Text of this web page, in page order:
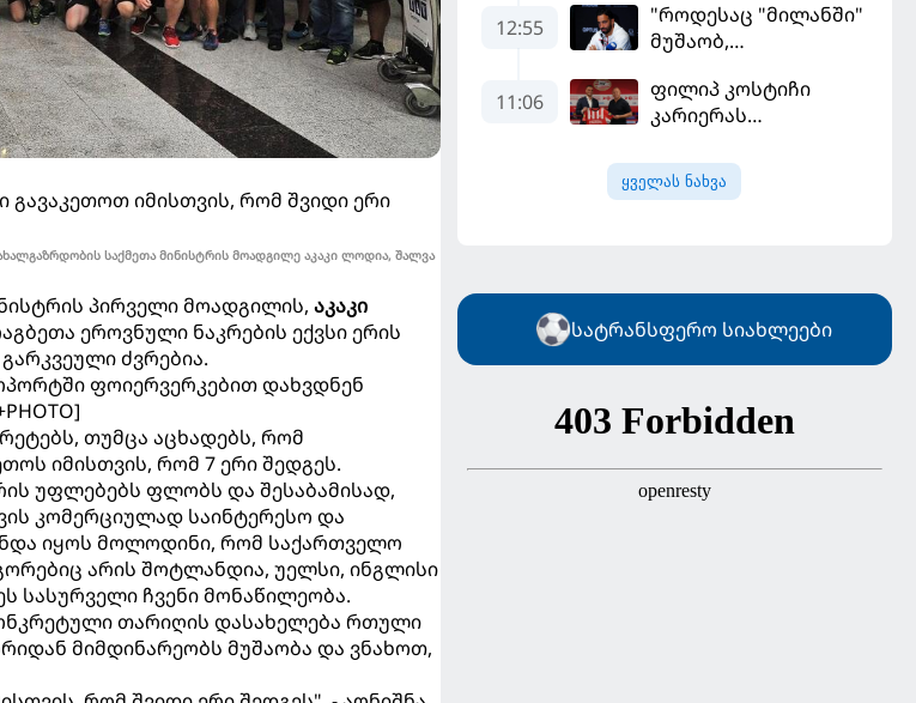
იმისთვის, რომ შვიდი ერი
საქმეთა მინისტრის მოადგილე აკაკი ლოდია, შალვა
პირველი მოადგილის, აკაკი
ეროვნული ნაკრების ექვსი ერის
ძვრებია.
ფოიერვერკებით დახვდნენ
თუმცა აცხადებს, რომ
იმისთვის, რომ 7 ერი შედგეს.
უფლებებს ფლობს და შესაბამისად,
კომერციულად საინტერესო და
იყოს მოლოდინი, რომ საქართველო
არის შოტლანდია, უელსი, ინგლისი
სასურველი ჩვენი მონაწილეობა.
თარიღის დასახელება რთული
მიმდინარეობს მუშაობა და ვნახოთ,
გადააყენეს
12:55
"როდესაც "მილანში"
მუშაობ,
იბრძოლო" -
ამორიმმა
დააიმედა
11:06
ფილიპ კოსტიჩი
კარიერას
განაგრძობს
ყველას ნახვა
სატრანსფერო სიახლეები